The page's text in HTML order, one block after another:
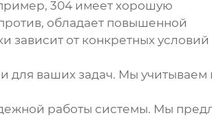
304 имеет хорошую
обладает повышенной
зависит от конкретных условий
для ваших задач. Мы учитываем
работы системы. Мы